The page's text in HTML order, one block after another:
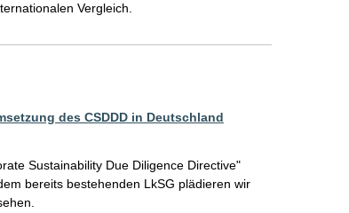
Vergleich.
des CSDDD in Deutschland
Sustainability Due Diligence Directive"
bereits bestehenden LkSG plädieren wir